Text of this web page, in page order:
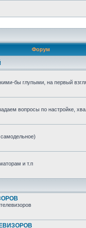
Форум
бы глупыми, на первый
вопросы по настройке,
и т.п